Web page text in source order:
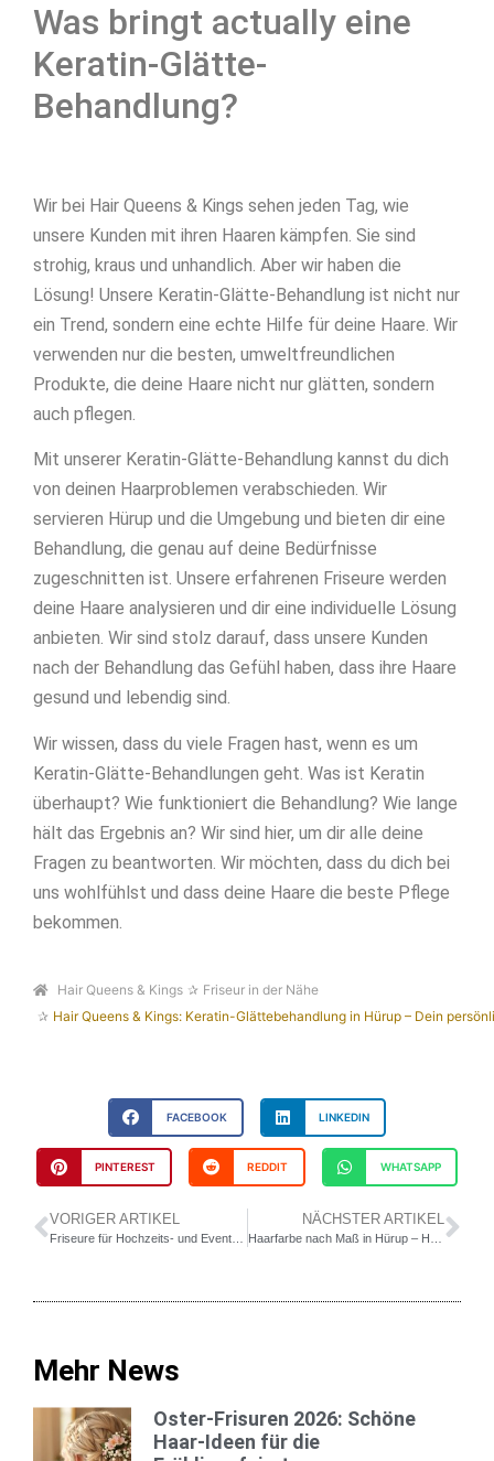
Was bringt actually eine
Keratin-Glätte-
Behandlung?
Wir bei Hair Queens & Kings sehen jeden Tag, wie
unsere Kunden mit ihren Haaren kämpfen. Sie sind
strohig, kraus und unhandlich. Aber wir haben die
Lösung! Unsere Keratin-Glätte-Behandlung ist nicht nur
ein Trend, sondern eine echte Hilfe für deine Haare. Wir
verwenden nur die besten, umweltfreundlichen
Produkte, die deine Haare nicht nur glätten, sondern
auch pflegen.
Mit unserer Keratin-Glätte-Behandlung kannst du dich
von deinen Haarproblemen verabschieden. Wir
servieren Hürup und die Umgebung und bieten dir eine
Behandlung, die genau auf deine Bedürfnisse
zugeschnitten ist. Unsere erfahrenen Friseure werden
deine Haare analysieren und dir eine individuelle Lösung
anbieten. Wir sind stolz darauf, dass unsere Kunden
nach der Behandlung das Gefühl haben, dass ihre Haare
gesund und lebendig sind.
Wir wissen, dass du viele Fragen hast, wenn es um
Keratin-Glätte-Behandlungen geht. Was ist Keratin
überhaupt? Wie funktioniert die Behandlung? Wie lange
hält das Ergebnis an? Wir sind hier, um dir alle deine
Fragen zu beantworten. Wir möchten, dass du dich bei
uns wohlfühlst und dass deine Haare die beste Pflege
bekommen.
Hair Queens & Kings
Friseur in der Nähe
Hair Queens & Kings: Keratin-Glättebehandlung in Hürup – Dein
FACEBOOK LINKEDIN
PINTEREST REDDIT WHATSAPP
VORIGER ARTIKEL NÄCHSTER ARTIKEL
Mehr News
Oster-Frisuren 2026: Schöne
Haar-Ideen für die